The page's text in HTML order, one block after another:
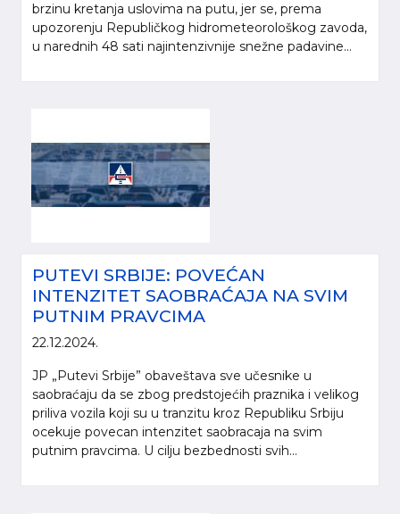
brzinu kretanja uslovima na putu, jer se, prema
upozorenju Republičkog hidrometeorološkog zavoda,
u narednih 48 sati najintenzivnije snežne padavine...
PUTEVI SRBIJE: POVEĆAN
INTENZITET SAOBRAĆAJA NA SVIM
PUTNIM PRAVCIMA
22.12.2024.
JP „Putevi Srbije” obaveštava sve učesnike u
saobraćaju da se zbog predstojećih praznika i velikog
priliva vozila koji su u tranzitu kroz Republiku Srbiju
ocekuje povecan intenzitet saobracaja na svim
putnim pravcima. U cilju bezbednosti svih...